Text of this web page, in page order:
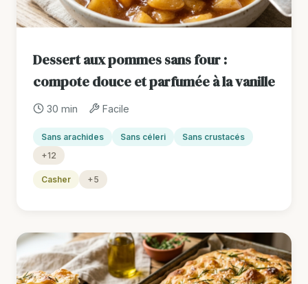
Dessert aux pommes sans four :
compote douce et parfumée à la vanille
30 min Facile
Sans arachides Sans céleri
Sans crustacés
+12
Casher +5